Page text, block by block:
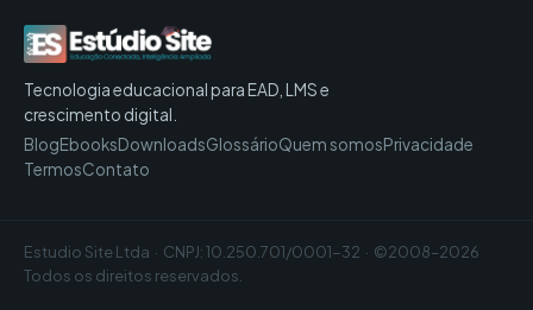
Tecnologia educacional para EAD, LMS e
crescimento digital.
BlogEbooksDownloadsGlossárioQuem somosPrivacidade
TermosContato
Estudio Site Ltda · CNPJ: 10.250.701/0001-32 · ©2008–2026
Todos os direitos reservados.